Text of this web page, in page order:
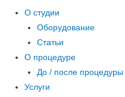
О студии
Оборудование
Статьи
О процедуре
До / после процедуры
Услуги